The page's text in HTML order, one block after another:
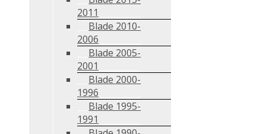
2011
Blade 2010-
2006
Blade 2005-
2001
Blade 2000-
1996
Blade 1995-
1991